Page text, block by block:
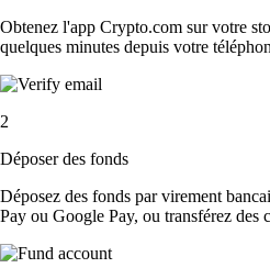
Obtenez l'app Crypto.com sur votre
quelques minutes depuis votre
2
Déposer des fonds
Déposez des fonds par virement
Pay ou Google Pay, ou transférez des